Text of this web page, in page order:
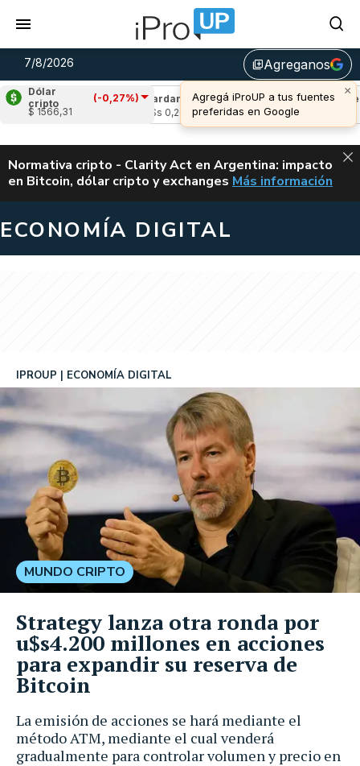
7/8/2026 library_addAgreganos
×
Agregá iProUP a tus fuentes
preferidas en Google
Dólar
cripto
(-0,27%)
$ 1566,31
(-0,90%)
Cardano (-0,16%)
u$s 0,20
Avalanche
(-
u$s 6,45
ALERTA
Normativa cripto - Clarity Act en Argentina: impacto
en Bitcoin, dólar cripto y exchanges CLARITY ACT EN
Más información
ECONOMÍA DIGITAL
La emisión de acciones se hará mediante el
método ATM, mediante el cual venderá
gradualmente para controlar volumen y precio en
IPROUP ECONOMÍA DIGITAL
MUNDO CRIPTO
Strategy lanza otra ronda por
u$s4.200 millones en acciones
para expandir su reserva de
Bitcoin